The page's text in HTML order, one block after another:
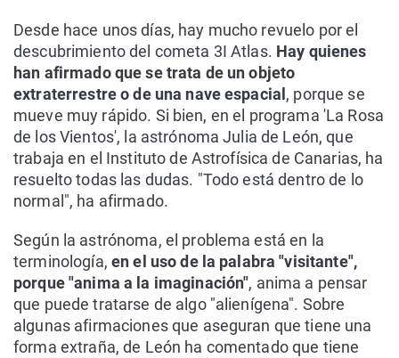
Desde hace unos días, hay mucho revuelo por el
descubrimiento del cometa 3I Atlas. Hay quienes
han afirmado que se trata de un objeto
extraterrestre o de una nave espacial , porque se
mueve muy rápido. Si bien, en el programa 'La Rosa
de los Vientos', la astrónoma Julia de León, que
trabaja en el Instituto de Astrofísica de Canarias, ha
resuelto todas las dudas. "Todo está dentro de lo
normal", ha afirmado.
Según la astrónoma, el problema está en la
terminología, en el uso de la palabra "visitante",
porque "anima a la imaginación", anima a pensar
que puede tratarse de algo "alienígena". Sobre
algunas afirmaciones que aseguran que tiene una
forma extraña, de León ha comentado que tiene